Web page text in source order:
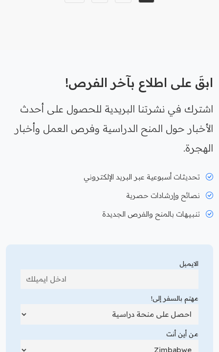
ابقَ على اطلاع بآخر الفرص!
اشترك في نشرتنا البريدية للحصول على أحدث
الأخبار حول المنح الدراسية وفرص العمل وأخبار
الهجرة.
تحديثات أسبوعية عبر البريد الإلكتروني
نصائح وإرشادات حصرية
تنبيهات بالمنح والفرص الجديدة
الايميل
مهتم بالسفر إلى!
من أين أنت